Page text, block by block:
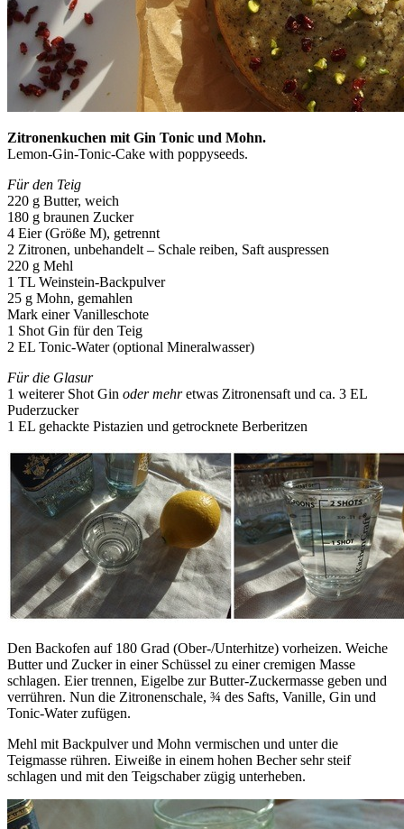
Zitronenkuchen mit Gin Tonic und Mohn.
Lemon-Gin-Tonic-Cake with poppyseeds.
Für den Teig
220 g Butter, weich
180 g braunen Zucker
4 Eier (Größe M), getrennt
2 Zitronen, unbehandelt – Schale reiben, Saft auspressen
220 g Mehl
1 TL Weinstein-Backpulver
25 g Mohn, gemahlen
Mark einer Vanilleschote
1 Shot Gin für den Teig
2 EL Tonic-Water (optional Mineralwasser)
Für die Glasur
1 weiterer Shot Gin oder mehretwas Zitronensaft und ca. 3 EL
Puderzucker
1 EL gehackte Pistazien und getrocknete Berberitzen
Den Backofen auf 180 Grad (Ober-/Unterhitze) vorheizen. Weiche
Butter und Zucker in einer Schüssel zu einer cremigen Masse
schlagen. Eier trennen, Eigelbe zur Butter-Zuckermasse geben und
verrühren. Nun die Zitronenschale, ¾ des Safts, Vanille, Gin und
Tonic-Water zufügen.
Mehl mit Backpulver und Mohn vermischen und unter die
Teigmasse rühren. Eiweiße in einem hohen Becher sehr steif
schlagen und mit den Teigschaber zügig unterheben.